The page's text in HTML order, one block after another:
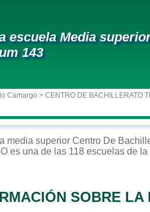
escuela Media
143
Camargo > CENTRO DE BACHILLERATO
media superior Centro De
es una de las 118 escuelas de
SOBRE LA